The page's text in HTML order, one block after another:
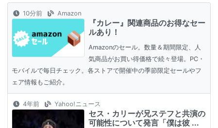
10分前 Amazon
『カレー』関連商品のお得なセー
ルあり！
Amazonのセール。数量＆期間限定、人
気商品がお買い得価格で続々登場。PC・
モバイルで毎日チェック。各ストアで開催中の季節限定セールやフ
ェア情報もご紹介。
4年前 Yahoo!ニュース
セス・カリーが兄ステフと共演の
可能性について発言「僕は彼 ...